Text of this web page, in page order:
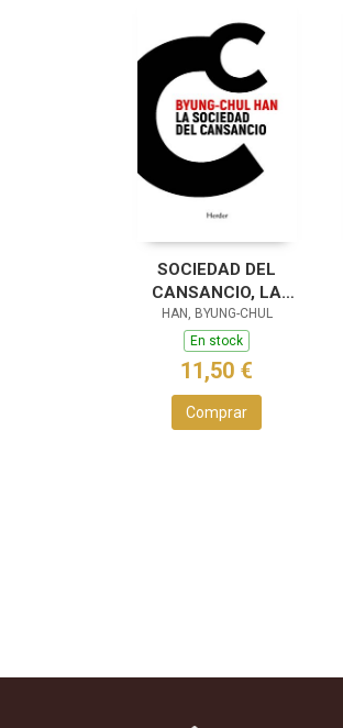
SOCIEDAD DEL
CANSANCIO, LA
(N.E.)
HAN, BYUNG-CHUL
En stock
11,50 €
Comprar